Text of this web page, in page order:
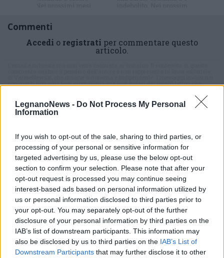
LegnanoNews - Do Not Process My Personal
Information
If you wish to opt-out of the sale, sharing to third parties, or
processing of your personal or sensitive information for
targeted advertising by us, please use the below opt-out
section to confirm your selection. Please note that after your
opt-out request is processed you may continue seeing
interest-based ads based on personal information utilized by
us or personal information disclosed to third parties prior to
your opt-out. You may separately opt-out of the further
disclosure of your personal information by third parties on the
IAB’s list of downstream participants. This information may
also be disclosed by us to third parties on the IAB’s List of
Downstream Participants that may further disclose it to other
Commenti
Accedi o registrati per commentare questo
articolo.
commenti non sono testi giornalistici, ma post inviati dai singoli lettori che
che includano uno o più link a siti esterni verranno rimossi in automatico dal
sistema.